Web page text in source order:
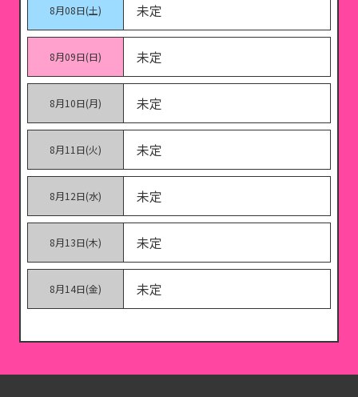
8月08日(土) 未定
8月09日(日) 未定
8月10日(月) 未定
8月11日(火) 未定
8月12日(水) 未定
8月13日(木) 未定
8月14日(金) 未定